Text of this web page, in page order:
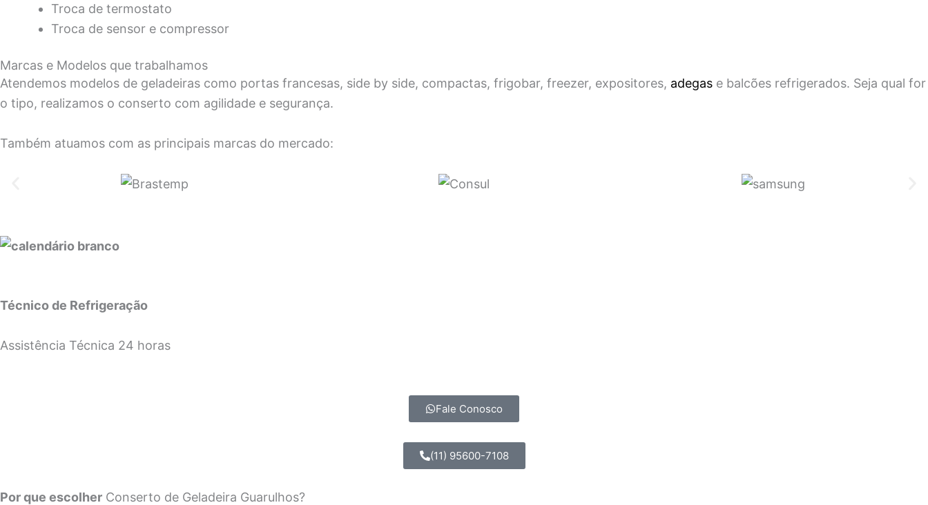
Troca de termostato
Troca de sensor e compressor
Marcas e Modelos que trabalhamos
Atendemos modelos de geladeiras como portas francesas, side by side, compactas, frigobar, freezer, expositores, adegas e balcões refrigerados. Seja qual for
o tipo, realizamos o conserto com agilidade e segurança.
Também atuamos com as principais marcas do mercado:
Técnico de Refrigeração
Assistência Técnica 24 horas
Fale Conosco
(11) 95600-7108
Por que escolher Conserto de Geladeira Guarulhos?